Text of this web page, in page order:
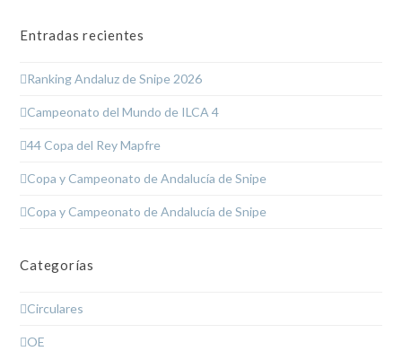
Entradas recientes
Ranking Andaluz de Snipe 2026
Campeonato del Mundo de ILCA 4
44 Copa del Rey Mapfre
Copa y Campeonato de Andalucía de Snipe
Copa y Campeonato de Andalucía de Snipe
Categorías
Circulares
OE